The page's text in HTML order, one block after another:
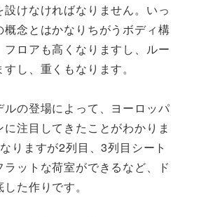
設けなければなりません。いっ
概念とはかなりちがうボディ構
ロアも高くなりますし、ルー
し、重くもなります。
ルの登場によって、ヨーロッパ
に注目してきたことがわかりま
りますが2列目、3列目シート
ラットな荷室ができるなど、ド
た作りです。